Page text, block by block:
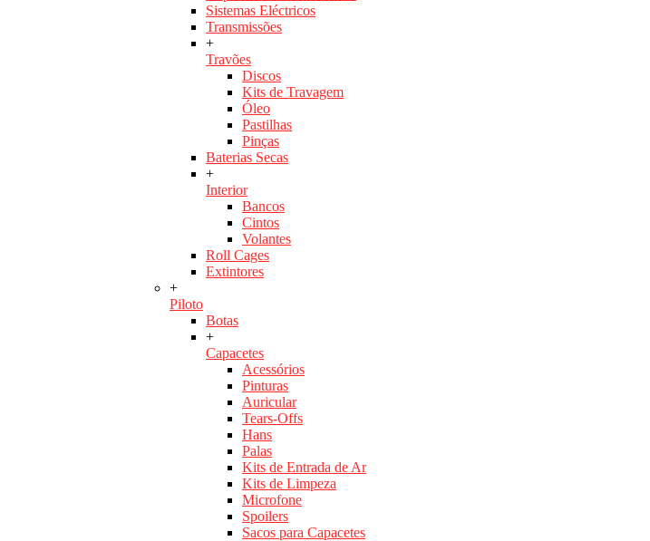
Sistemas Eléctricos
Transmissões
+
Travões
Discos
Kits de Travagem
Óleo
Pastilhas
Pinças
Baterias Secas
+
Interior
Bancos
Cintos
Volantes
Roll Cages
Extintores
+
Piloto
Botas
+
Capacetes
Acessórios
Pinturas
Auricular
Tears-Offs
Hans
Palas
Kits de Entrada de Ar
Kits de Limpeza
Microfone
Spoilers
Sacos para Capacetes